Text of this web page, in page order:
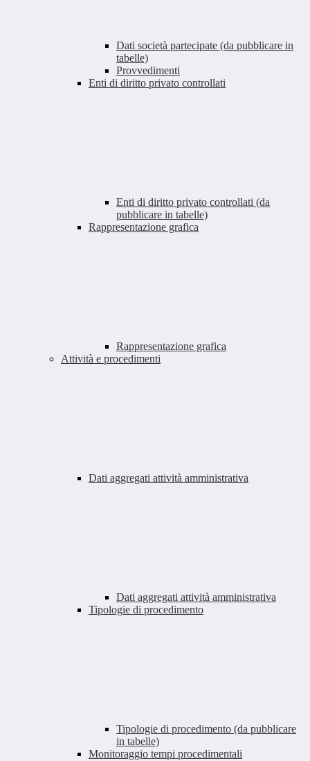
Dati società partecipate (da pubblicare in
tabelle)
Provvedimenti
Enti di diritto privato controllati
Enti di diritto privato controllati (da
pubblicare in tabelle)
Rappresentazione grafica
Rappresentazione grafica
Attività e procedimenti
Dati aggregati attività amministrativa
Dati aggregati attività amministrativa
Tipologie di procedimento
Tipologie di procedimento (da pubblicare
in tabelle)
Monitoraggio tempi procedimentali